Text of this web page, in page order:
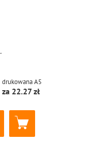
drukowanaA5
za 22.27